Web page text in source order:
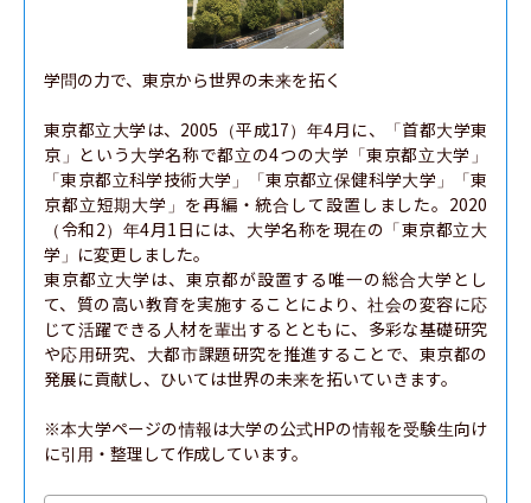
学問の力で、東京から世界の未来を拓く
東京都立大学は、2005（平成17）年4月に、「首都大学東
京」という大学名称で都立の4つの大学「東京都立大学」
「東京都立科学技術大学」「東京都立保健科学大学」「東
京都立短期大学」を再編・統合して設置しました。2020
（令和2）年4月1日には、大学名称を現在の「東京都立大
学」に変更しました。
東京都立大学は、東京都が設置する唯一の総合大学とし
て、質の高い教育を実施することにより、社会の変容に応
じて活躍できる人材を輩出するとともに、多彩な基礎研究
や応用研究、大都市課題研究を推進することで、東京都の
発展に貢献し、ひいては世界の未来を拓いていきます。
※本大学ページの情報は大学の公式HPの情報を受験生向け
に引用・整理して作成しています。